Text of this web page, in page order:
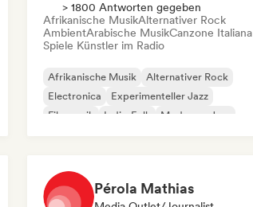
> 1800 Antworten gegeben
Afrikanische MusikAlternativer Rock
AmbientArabische MusikCanzone Italiana
Spiele Künstler im Radio
Afrikanische Musik
Alternativer Rock
Electronica
Experimenteller Jazz
Filmmusik
Indie-Folk
Moderner Jazz
Pérola Mathias